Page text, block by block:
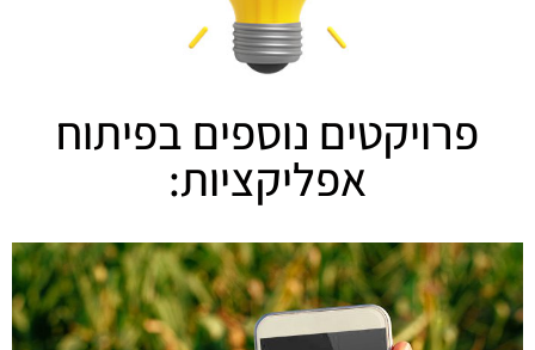
פרויקטים נוספים בפיתוח
אפליקציות: